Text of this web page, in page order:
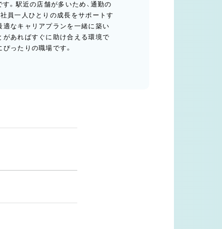
。駅近の店舗が多いため、通勤の
員一人ひとりの成長をサポートす
適なキャリアプランを一緒に築い
があればすぐに助け合える環境で
ったりの職場です。